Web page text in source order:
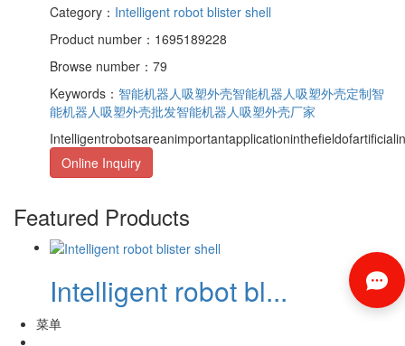
Category： Intelligent robot blister shell
Product number：1695189228
Browse number：79
Keywords： 智能机器人吸塑外壳智能机器人吸塑外壳定制智
能机器人吸塑外壳批发智能机器人吸塑外壳厂家
Online Inquiry
Featured Products
Intelligent robot bl...
菜单